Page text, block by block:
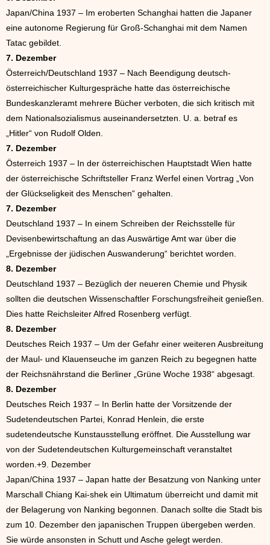
Japan/China 1937 – Im eroberten Schanghai hatten die Japaner
eine autonome Regierung für Groß-Schanghai mit dem Namen
Tatac gebildet.
7. Dezember
Österreich/Deutschland 1937 – Nach Beendigung deutsch-
österreichischer Kulturgespräche hatte das österreichische
Bundeskanzleramt mehrere Bücher verboten, die sich kritisch mit
dem Nationalsozialismus auseinandersetzten. U. a. betraf es
„Hitler“ von Rudolf Olden.
7. Dezember
Österreich 1937 – In der österreichischen Hauptstadt Wien hatte
der österreichische Schriftsteller Franz Werfel einen Vortrag „Von
der Glückseligkeit des Menschen“ gehalten.
7. Dezember
Deutschland 1937 – In einem Schreiben der Reichsstelle für
Devisenbewirtschaftung an das Auswärtige Amt war über die
„Ergebnisse der jüdischen Auswanderung“ berichtet worden.
8. Dezember
Deutschland 1937 – Bezüglich der neueren Chemie und Physik
sollten die deutschen Wissenschaftler Forschungsfreiheit genießen.
Dies hatte Reichsleiter Alfred Rosenberg verfügt.
8. Dezember
Deutsches Reich 1937 – Um der Gefahr einer weiteren Ausbreitung
der Maul- und Klauenseuche im ganzen Reich zu begegnen hatte
der Reichsnährstand die Berliner „Grüne Woche 1938“ abgesagt.
8. Dezember
Deutsches Reich 1937 – In Berlin hatte der Vorsitzende der
Sudetendeutschen Partei, Konrad Henlein, die erste
sudetendeutsche Kunstausstellung eröffnet. Die Ausstellung war
von der Sudetendeutschen Kulturgemeinschaft veranstaltet
worden.+9. Dezember
Japan/China 1937 – Japan hatte der Besatzung von Nanking unter
Marschall Chiang Kai-shek ein Ultimatum überreicht und damit mit
der Belagerung von Nanking begonnen. Danach sollte die Stadt bis
zum 10. Dezember den japanischen Truppen übergeben werden.
Sie würde ansonsten in Schutt und Asche gelegt werden.